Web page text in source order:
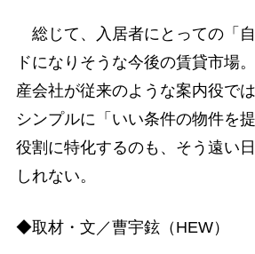
総じて、入居者にとっての「
ドになりそうな今後の賃貸市場
産会社が従来のような案内役で
シンプルに「いい条件の物件を
役割に特化するのも、そう遠い
しれない。
◆取材・文／曹宇鉉（HEW）